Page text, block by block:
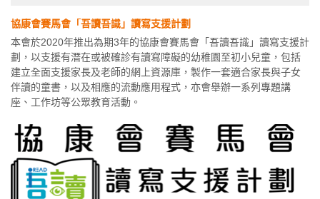
協康會賽馬會「吾讀吾識」讀寫支援計劃
本會於2020年推出為期3年的協康會賽馬會「吾讀吾識」讀寫支援計
劃，以支援有潛在或被確診有讀寫障礙的幼稚園至初小兒童，包括
建立全面支援家長及老師的網上資源庫，製作一套適合家長與子女
伴讀的童書，以及相應的流動應用程式，亦會舉辦一系列專題講
座、工作坊等公眾教育活動。